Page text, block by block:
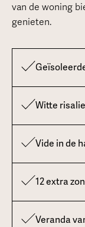
van de woning
genieten.
Witte
Vide in de
12 extra
Veranda